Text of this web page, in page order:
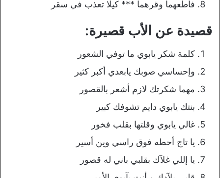
فأطعهما وقرهما *** كيلا تعذب في سقر
قصيدة عن الأب قصيرة:
كلمة شكر يابوي ما توفي الشعور
وإحساسي صوبك يابعدي أكبر كثير
مهما شكرتك لازم أشعر بالقصور
بنتك يابوي دايم تشوفك كبير
غالي يابوي وقلتها بقلب فخور
يا تاج أحطه فوق راسي وين أسير
يا إللي غلآك بقلبي باني له قصور